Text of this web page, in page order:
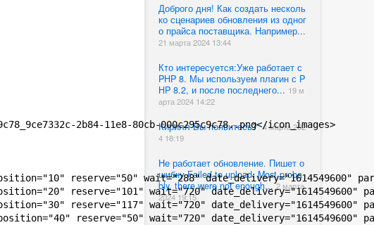
Доброго дня! Как создать несколь
ко сценариев обновления из одног
о прайса поставщика. Например...
21 марта 2024 13:44
Кто интересуется:Уже работает с
PHP 8. Мы используем плагин с P
HP 8.2, и после последнего... 19 м
арта 2024 14:22
Кирилл Вы появитесь?4 марта 202
4 18:19
Не работает обновление. Пишет о
шибку Failed to upload. Most proba
bly, there were not enough...2 марта
2024 19:15
2b84-11e8-80cb-000c295c9c78..png</icon_images>
reserve="50" wait="288" date_delivery="1614549600"
reserve="101" wait="720" date_delivery="1614549600"
reserve="117" wait="720" date_delivery="1614549600"
reserve="50" wait="720" date_delivery="1614549600"